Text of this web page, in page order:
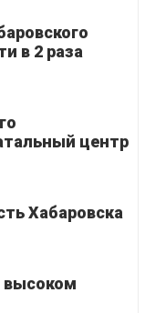
в 2 раза
центр
Хабаровска
высоком